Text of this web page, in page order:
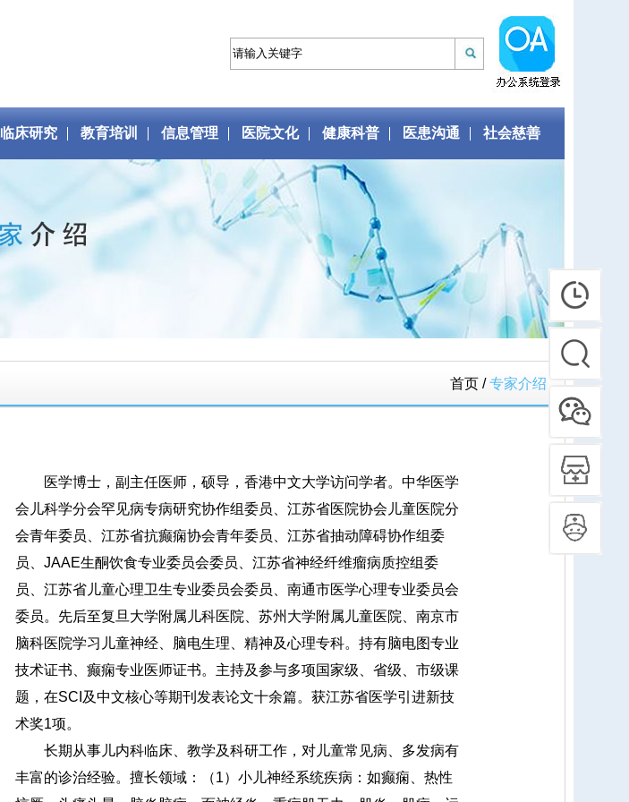
临床研究 教育培训 信息管理 医院文化 健康科普 医患沟通 社会慈善
首页 /专家介绍
医学博士，副主任医师，硕导，香港中文大学访问学者。中华医学
会儿科学分会罕见病专病研究协作组委员、江苏省医院协会儿童医院分
会青年委员、江苏省抗癫痫协会青年委员、江苏省抽动障碍协作组委
员、JAAE生酮饮食专业委员会委员、江苏省神经纤维瘤病质控组委
员、江苏省儿童心理卫生专业委员会委员、南通市医学心理专业委员会
委员。先后至复旦大学附属儿科医院、苏州大学附属儿童医院、南京市
脑科医院学习儿童神经、脑电生理、精神及心理专科。持有脑电图专业
技术证书、癫痫专业医师证书。主持及参与多项国家级、省级、市级课
题，在SCI及中文核心等期刊发表论文十余篇。获江苏省医学引进新技
术奖1项。
长期从事儿内科临床、教学及科研工作，对儿童常见病、多发病有
丰富的诊治经验。擅长领域：（1）小儿神经系统疾病：如癫痫、热性